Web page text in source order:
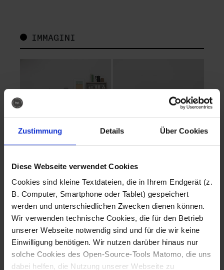
Zustimmung Details Über Cookies
Diese Webseite verwendet Cookies
Cookies sind kleine Textdateien, die in Ihrem Endgerät (z.
B. Computer, Smartphone oder Tablet) gespeichert
werden und unterschiedlichen Zwecken dienen können.
Wir verwenden technische Cookies, die für den Betrieb
unserer Webseite notwendig sind und für die wir keine
Einwilligung benötigen. Wir nutzen darüber hinaus nur
solche Cookies des Open-Source-Tools Matomo, die uns
dabei helfen, die Nutzung unserer Webseite zu
IMMAGINI
Fotografo: Lorenz
Sternbach
Download
Fotografo: Lorenz
Sternbach
Download